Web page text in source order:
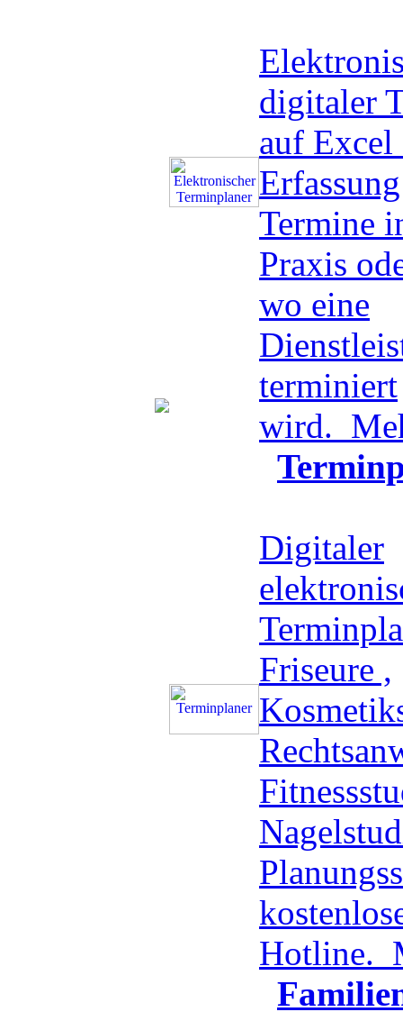
digitaler
auf Excel
Termine
Praxis
wo eine
terminiert
wird.
Digitaler
Friseure ,
Hotline.